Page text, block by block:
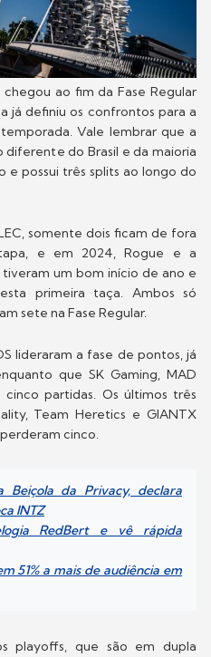
ao fim da Fase Regular
já definiu os confrontos para a
Vale lembrar que a
do Brasil e da maioria
e possui três splits ao longo do
somente dois ficam de fora
e em 2024, Rogue e a
um bom início de ano e
primeira taça. Ambos só
sete na Fase Regular.
lideraram a fase de pontos, já
que SK Gaming, MAD
partidas. Os últimos três
Team Heretics e GIANTX
cinco.
Beiçola da Privacy, declara
INTZ
RedBert e vê rápida
51% a mais de audiência em
playoffs, que são em dupla